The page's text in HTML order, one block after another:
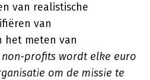
van realistische
van
het meten van
non-profits wordt elke euro
om de missie te